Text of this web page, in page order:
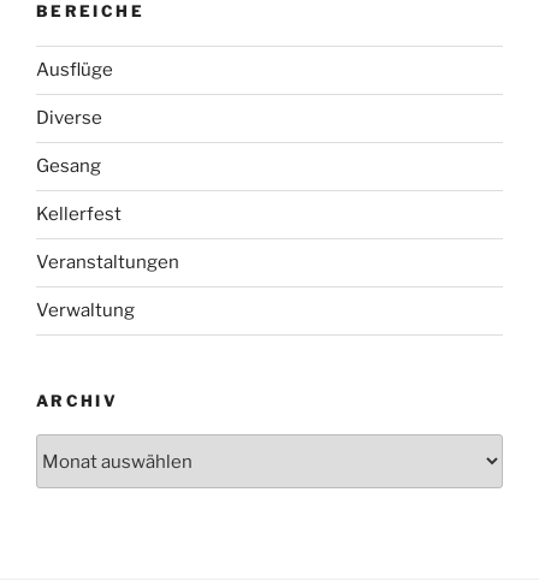
BEREICHE
Ausflüge
Diverse
Gesang
Kellerfest
Veranstaltungen
Verwaltung
ARCHIV